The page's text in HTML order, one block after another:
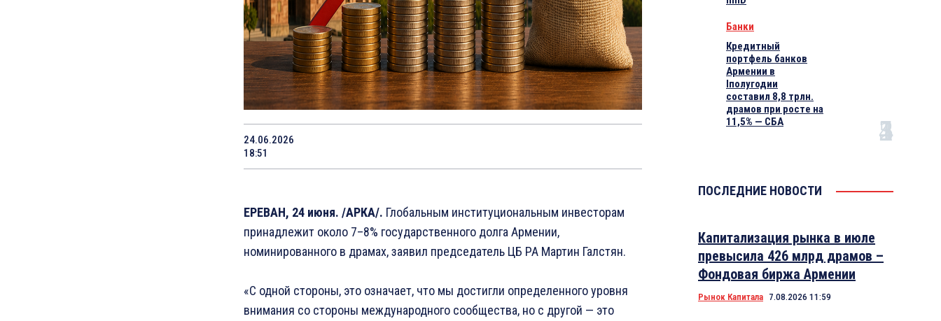
24.06.2026
18:51
ЕРЕВАН, 24 июня. /АРКА/. Глобальным институциональным инвесторам
принадлежит около 7–8% государственного долга Армении,
номинированного в драмах, заявил председатель ЦБ РА Мартин Галстян.
«С одной стороны, это означает, что мы достигли определенного уровня
внимания со стороны международного сообщества, но с другой — это
Банки
Кредитный
портфель банков
Армении в
Iполугодии
составил 8,8 трлн.
драмов при росте на
11,5% — СБА
ПОСЛЕДНИЕ НОВОСТИ
Капитализация рынка в июле
превысила 426 млрд драмов –
Фондовая биржа Армении
Рынок Капитала 7.08.2026 11:59